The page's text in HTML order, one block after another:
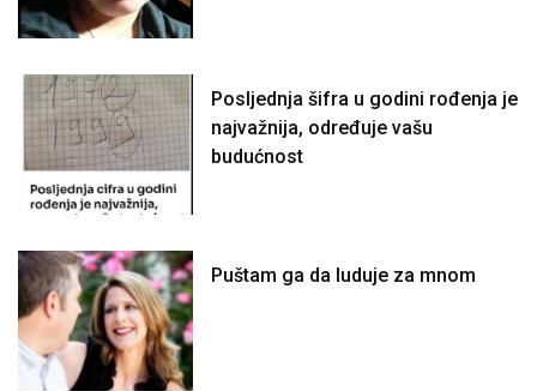
Posljednja šifra u godini rođenja je
najvažnija, određuje vašu
budućnost
Puštam ga da luduje za mnom